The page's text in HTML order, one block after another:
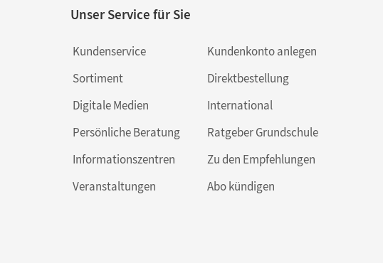
Unser Service für Sie
Kundenservice
Sortiment
Digitale Medien
Persönliche Beratung
Informationszentren
Veranstaltungen
Kundenkonto anlegen
Direktbestellung
International
Ratgeber Grundschule
Zu den Empfehlungen
Abo kündigen